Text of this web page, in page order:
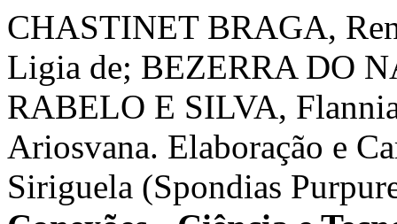
CHASTINET BRAGA,
Ligia de; BEZERRA DO
RABELO E SILVA,
Ariosvana. Elaboração e
Siriguela (Spondias